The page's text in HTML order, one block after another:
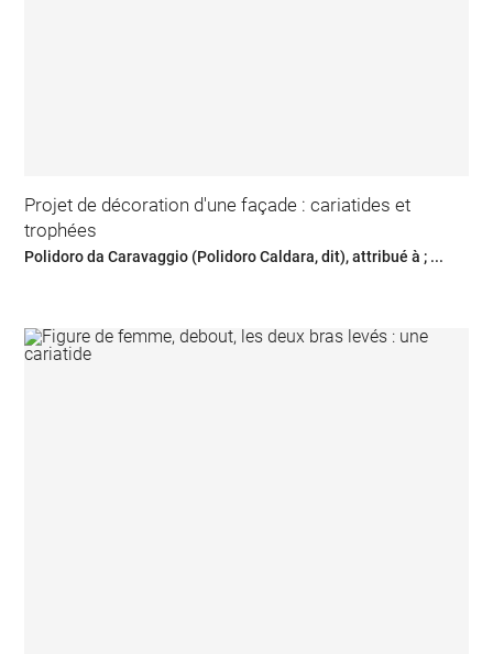
Projet de décoration d'une façade : cariatides et
trophées
Polidoro da Caravaggio (Polidoro Caldara, dit), attribué à ; ...